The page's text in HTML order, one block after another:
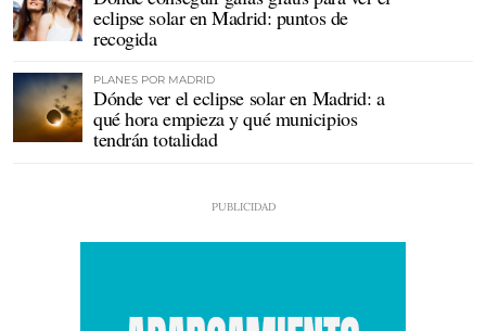
eclipse solar en Madrid: puntos de
recogida
PLANES POR MADRID
Dónde ver el eclipse solar en Madrid: a
qué hora empieza y qué municipios
tendrán totalidad